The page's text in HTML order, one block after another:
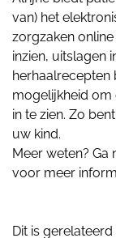
van) het
zorgzaken
inzien, uitslagen
herhaalrecepten
mogelijkheid om
in te zien. Zo
uw kind.
Meer weten? Ga
voor meer
Dit is